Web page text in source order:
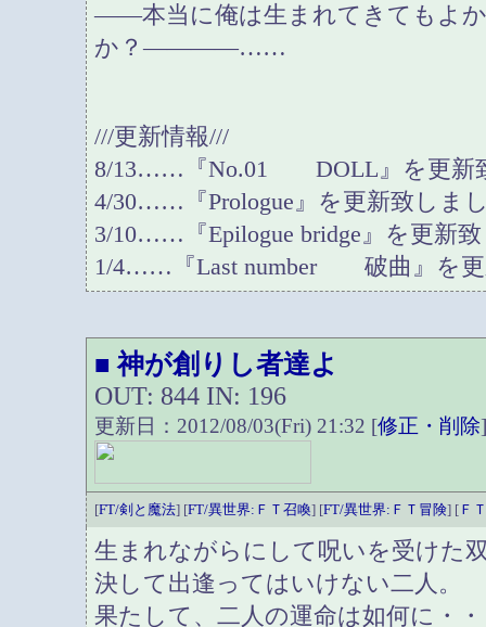
――本当に俺は生まれてきてもよ
か？――――……
///更新情報///
8/13……『No.01 DOLL』を更新
4/30……『Prologue』を更新致しま
3/10……『Epilogue bridge』を更新
1/4……『Last number 破曲』を更
■ 神が創りし者達よ
OUT: 844 IN: 196
更新日：2012/08/03(Fri) 21:32 [修正・削除
[FT/剣と魔法] [FT/異世界:ＦＴ召喚] [FT/異世界:ＦＴ冒険] [ Ｆ
生まれながらにして呪いを受けた
決して出逢ってはいけない二人。
果たして、二人の運命は如何に・